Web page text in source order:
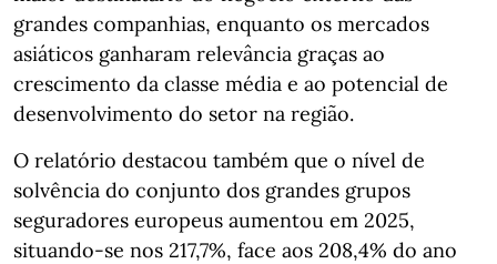
grandes companhias, enquanto os mercados
asiáticos ganharam relevância graças ao
crescimento da classe média e ao potencial de
desenvolvimento do setor na região.
O relatório destacou também que o nível de
solvência do conjunto dos grandes grupos
seguradores europeus aumentou em 2025,
situando-se nos 217,7%, face aos 208,4% do ano